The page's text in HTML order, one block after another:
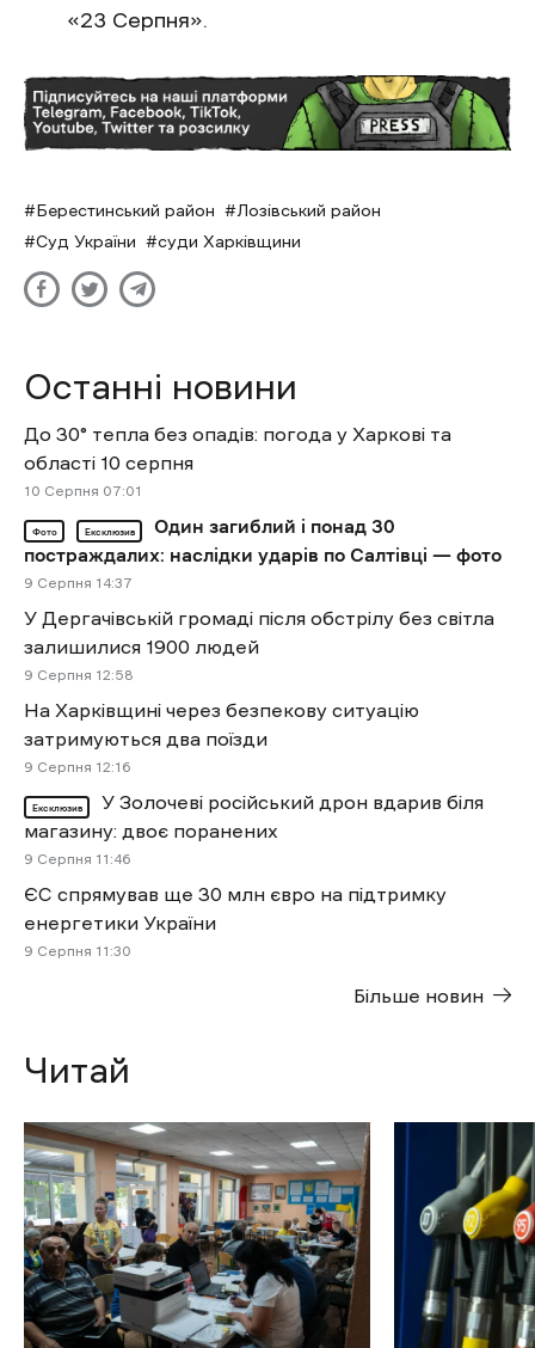
‎«23 Серпня‎».
Берестинський район
Лозівський район
Суд України
суди Харківщини
Останні новини
До 30° тепла без опадів: погода у Харкові та
області 10 серпня
10 Cерпня 07:01
Фото Ексклюзив
Один загиблий і понад 30
постраждалих: наслідки ударів по Салтівці — фото
9 Cерпня 14:37
У Дергачівській громаді після обстрілу без світла
залишилися 1900 людей
9 Cерпня 12:58
На Харківщині через безпекову ситуацію
затримуються два поїзди
9 Cерпня 12:16
Ексклюзив
У Золочеві російський дрон вдарив біля
магазину: двоє поранених
9 Cерпня 11:46
ЄС спрямував ще 30 млн євро на підтримку
енергетики України
9 Cерпня 11:30
Більше новин
Читай